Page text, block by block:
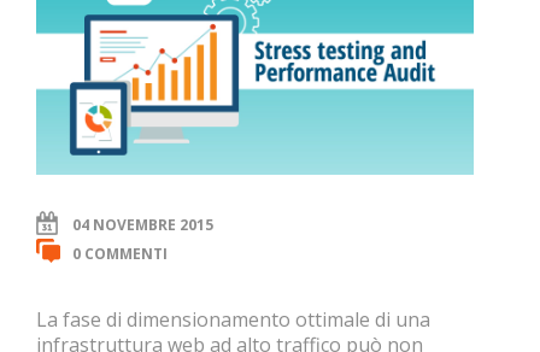
04 NOVEMBRE 2015
0 COMMENTI
La fase di dimensionamento ottimale di una
infrastruttura web ad alto traffico può non